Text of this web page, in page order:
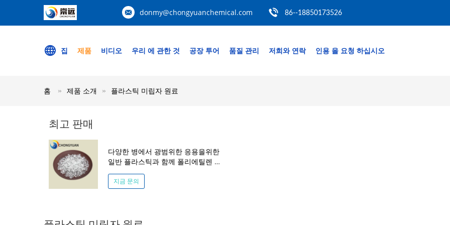
donmy@chongyuanchemical.com 86--18850173526
집 제품 비디오 우리 에 관한 것 공장 투어 품질 관리 저희와 연락 인용 을 요청 하십시오
홈 제품 소개 플라스틱 미립자 원료
최고 판매
다양한 병에서 광범위한 응용을위한
일반 플라스틱과 함께 폴리에틸렌 테
레프스 樹脂 PET 병
지금 문의